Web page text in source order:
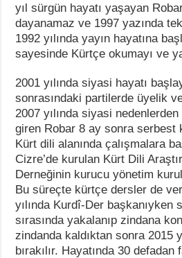
yıl sürgün hayatı yaşayan
dayanamaz ve 1997 yazında
1992 yılında yayın hayatına
sayesinde Kürtçe okumayı ve
2001 yılında siyasi hayatı
sonrasındaki partilerde üyelik
2007 yılında siyasi
giren Robar 8 ay sonra serbest
Kürt dili alanında çalışmalara
Cizre’de kurulan Kürt Dili
Derneğinin kurucu yönetim
Bu süreçte kürtçe dersler de
yılında Kurdî-Der başkanıyken
sırasında yakalanıp zindana
zindanda kaldıktan sonra 2015
bırakılır. Hayatında 30 defadan